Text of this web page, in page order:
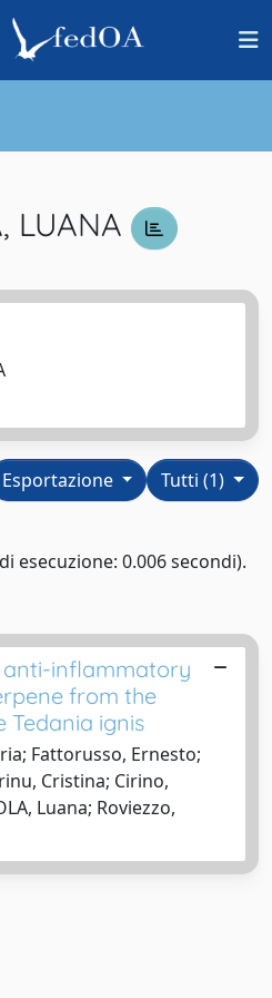
LUANA
Tutti (1)
Esportazione
esecuzione: 0.006 secondi).
anti-inflammatory
from the
Tedania ignis
Fattorusso, Ernesto;
Cristina; Cirino,
Luana; Roviezzo,